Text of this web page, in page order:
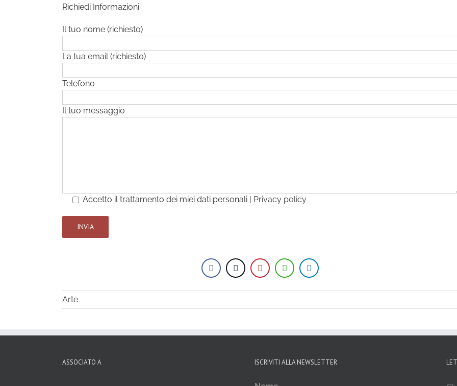
Richiedi Informazioni
Il tuo nome (richiesto)
La tua email (richiesto)
Telefono
Il tuo messaggio
Accetto il trattamento dei miei dati personali | Privacy policy
Arte
ASSOCIATO A ISCRIVITI ALLA NEWSLETTER